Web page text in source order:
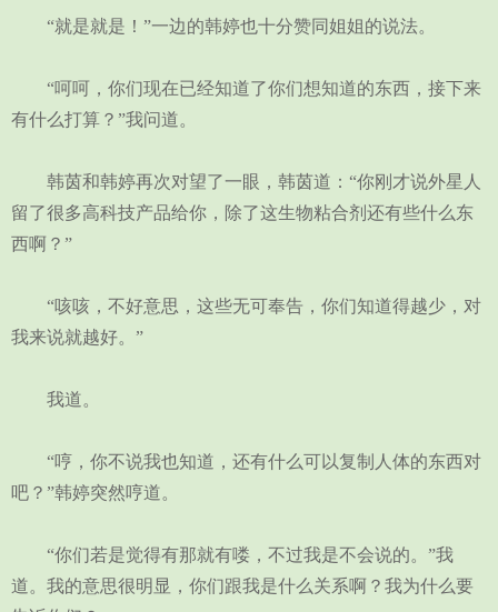
“就是就是！”一边的韩婷也十分赞同姐姐的说法。
“呵呵，你们现在已经知道了你们想知道的东西，接下来
有什么打算？”我问道。
韩茵和韩婷再次对望了一眼，韩茵道：“你刚才说外星人
留了很多高科技产品给你，除了这生物粘合剂还有些什么东
西啊？”
“咳咳，不好意思，这些无可奉告，你们知道得越少，对
我来说就越好。”
我道。
“哼，你不说我也知道，还有什么可以复制人体的东西对
吧？”韩婷突然哼道。
“你们若是觉得有那就有喽，不过我是不会说的。”我
道。我的意思很明显，你们跟我是什么关系啊？我为什么要